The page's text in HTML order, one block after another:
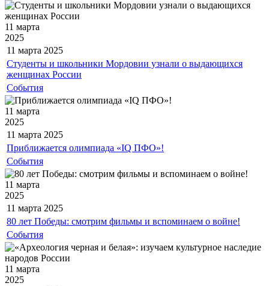
11 марта
2025
11 марта 2025
Студенты и школьники Мордовии узнали о выдающихся
женщинах России
События
11 марта
2025
11 марта 2025
Приближается олимпиада «IQ ПФО»!
События
11 марта
2025
11 марта 2025
80 лет Победы: смотрим фильмы и вспоминаем о войне!
События
11 марта
2025